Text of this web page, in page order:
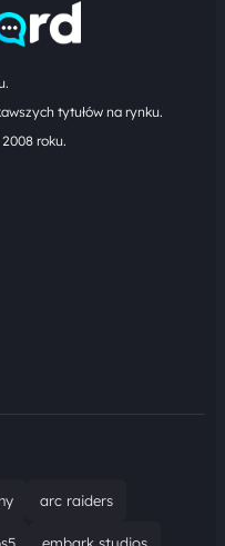
tytułów na rynku.
roku.
arc raiders